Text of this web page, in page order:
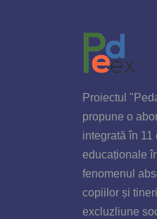
Proiectul
propune o
integrată în 11
educaționale
fenomenul
copiilor și
excluzliune